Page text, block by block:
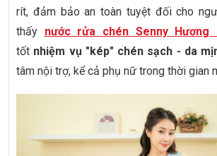
rít, đảm bảo an toàn tuyệt đối cho
thấy nước rửa chén Senny Hương
tốt nhiệm vụ "kép" chén sạch - da
tâm nội trợ, kể cả phụ nữ trong thời gian